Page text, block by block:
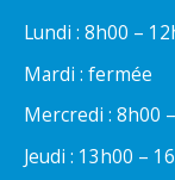
Lundi : 8h00 –
Mardi : fermée
Mercredi : 8h00
Jeudi : 13h00 –